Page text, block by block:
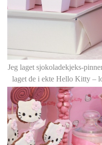
Jeg laget sjokoladekjeks-
laget de i ekte Hello Kitty –